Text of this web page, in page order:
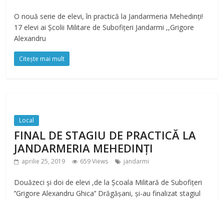
O nouă serie de elevi, în practică la Jandarmeria Mehedinți!
17 elevi ai Școlii Militare de Subofițeri Jandarmi ,,Grigore
Alexandru
Citește mai mult
Local
FINAL DE STAGIU DE PRACTICĂ LA
JANDARMERIA MEHEDINȚI
aprilie 25, 2019 659 Views jandarmi
Douăzeci şi doi de elevi ,de la Școala Militară de Subofițeri
’’Grigore Alexandru Ghica’’ Drăgășani, şi-au finalizat stagiul